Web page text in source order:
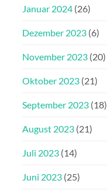
Januar 2024 (26)
Dezember 2023 (6)
November 2023 (20)
Oktober 2023 (21)
September 2023 (18)
August 2023 (21)
Juli 2023 (14)
Juni 2023 (25)